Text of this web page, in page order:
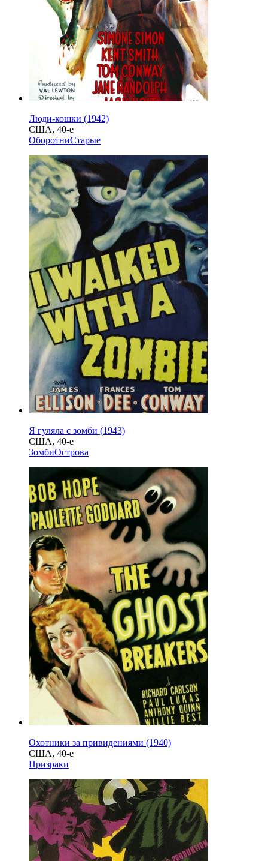
Люди-кошки (1942)
США, 40-е
ОборотниСтарые
Я гуляла с зомби (1943)
США, 40-е
ЗомбиОстрова
Охотники за привидениями (1940)
США, 40-е
Призраки